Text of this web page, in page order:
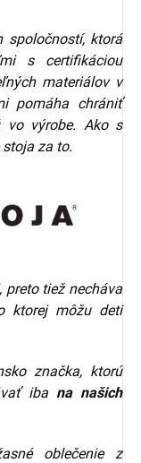
spoločností, ktorá
s certifikáciou
materiálov v
pomáha chrániť
vo výrobe. Ako s
za to.
preto tiež necháva
ktorej môžu deti
značka, ktorú
iba na našich
oblečenie z